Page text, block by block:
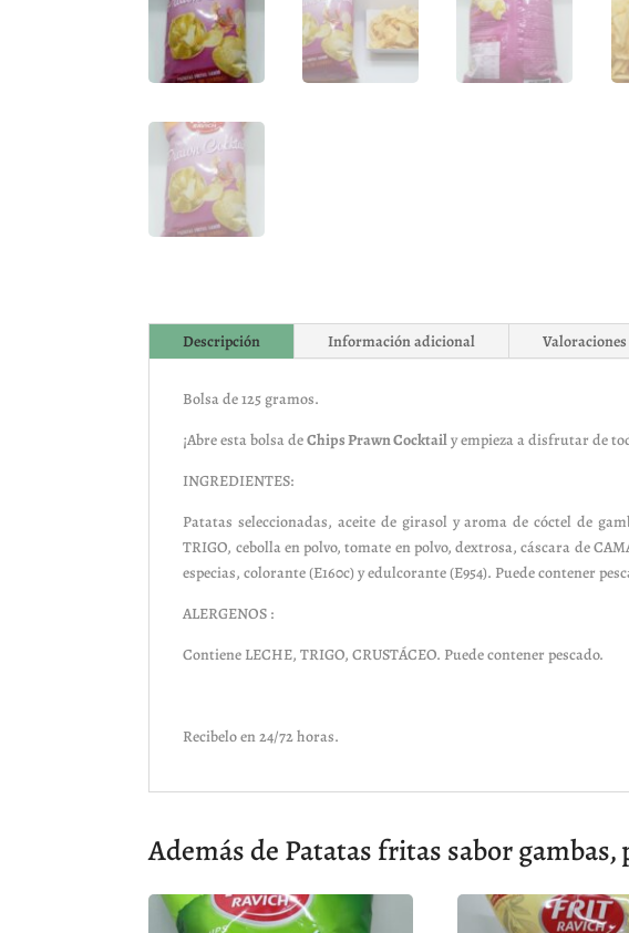
Descripción Información adicional Valoraciones
Bolsa de 125 gramos.
¡Abre esta bolsa deChips Prawn Cocktaily empieza a disfrutar de
INGREDIENTES:
Patatas seleccionadas, aceite de girasol y aroma de cóctel de
TRIGO, cebolla en polvo, tomate en polvo, dextrosa, cáscara de
especias, colorante (E160c) y edulcorante (E954). Puede contener
ALERGENOS :
Contiene LECHE, TRIGO, CRUSTÁCEO. Puede contener pescado.
Recibelo en 24/72 horas.
Además de Patatas fritas sabor